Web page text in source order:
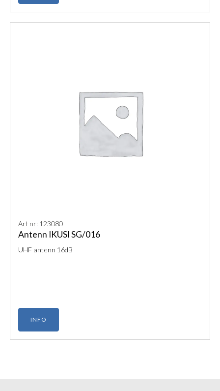
Art nr: 123080
Antenn IKUSI SG/016
UHF antenn 16dB
INFO